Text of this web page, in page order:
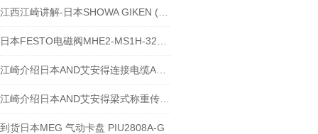
到货日本MEG 气动卡盘 PIU2808A-G